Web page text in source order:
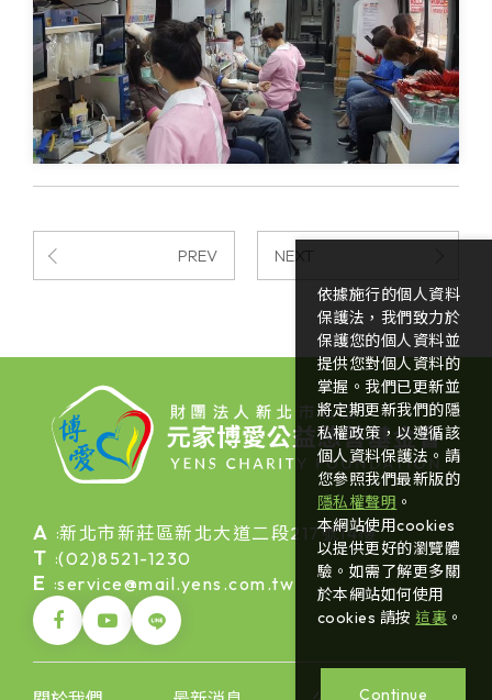
PREV NEXT
A :新北市新莊區新北大道二段217號14樓
T :(02)8521-1230
E :service@mail.yens.com.tw
依據施行的個人資料
保護法，我們致力於
保護您的個人資料並
提供您對個人資料的
掌握。我們已更新並
將定期更新我們的隱
私權政策，以遵循該
個人資料保護法。請
您參照我們最新版的
隱私權聲明 。
本網站使用cookies
以提供更好的瀏覽體
驗。如需了解更多關
於本網站如何使用
cookies 請按這裏 。
Continue